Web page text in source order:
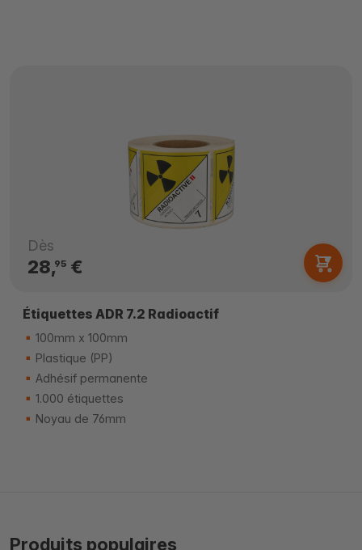
Dès
28,95€
Étiquettes ADR 7.2 Radioactif
100mm x 100mm
Plastique (PP)
Adhésif permanente
1.000 étiquettes
Noyau de 76mm
Produits populaires